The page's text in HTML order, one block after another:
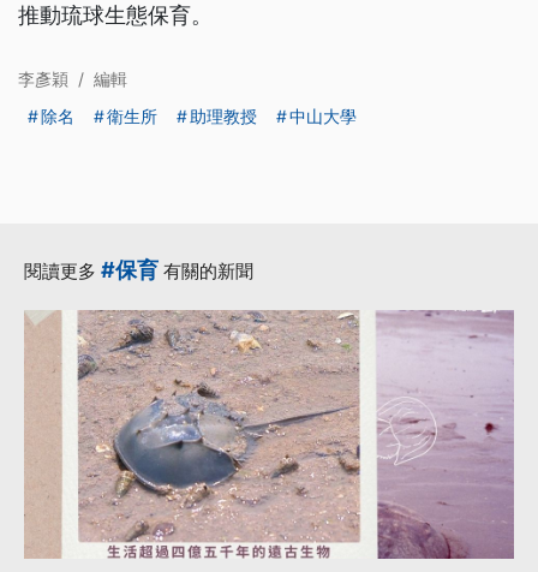
推動琉球生態保育。
李彥穎 / 編輯
除名
衛生所 助理教授 中山大學
閱讀更多 #保育 有關的新聞